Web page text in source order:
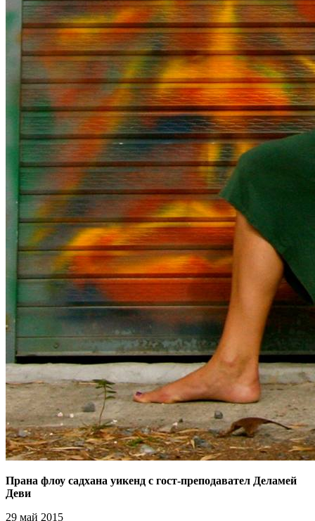
Прана флоу садхана уикенд с гост-преподавател Деламей
Деви
29 май 2015